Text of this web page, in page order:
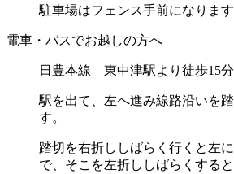
駐車場はフェンス手前になります
電車・バスでお越しの方へ
日豊本線 東中津駅より徒歩15分
駅を出て、左へ進み線路沿いを
す。
踏切を右折ししばらく行くと左
で、 そこを左折ししばらくする